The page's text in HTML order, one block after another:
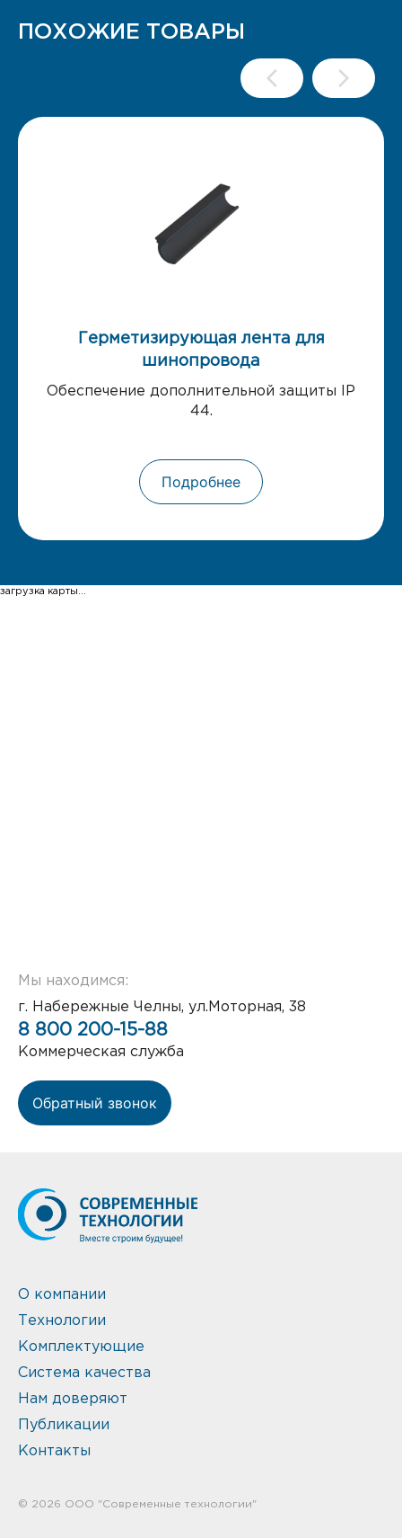
ПОХОЖИЕ ТОВАРЫ
Герметизирующая лента для
шинопровода
Обеспечение дополнительной защиты IP
44.
Подробнее
загрузка карты...
Мы находимся:
г. Набережные Челны, ул.Моторная, 38
8 800 200-15-88
Коммерческая служба
Обратный звонок
О компании
Технологии
Комплектующие
Система качества
Нам доверяют
Публикации
Контакты
© 2026 ООО "Современные технологии"